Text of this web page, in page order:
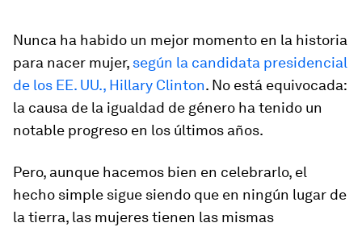
Nunca ha habido un mejor momento en la historia
para nacer mujer, según la candidata presidencial
de los EE. UU., Hillary Clinton. No está equivocada:
la causa de la igualdad de género ha tenido un
notable progreso en los últimos años.
Pero, aunque hacemos bien en celebrarlo, el
hecho simple sigue siendo que en ningún lugar de
la tierra, las mujeres tienen las mismas